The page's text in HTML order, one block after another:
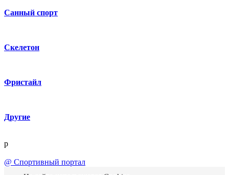
Санный спорт
Скелетон
Фристайл
Другие
p
@ Спортивный портал